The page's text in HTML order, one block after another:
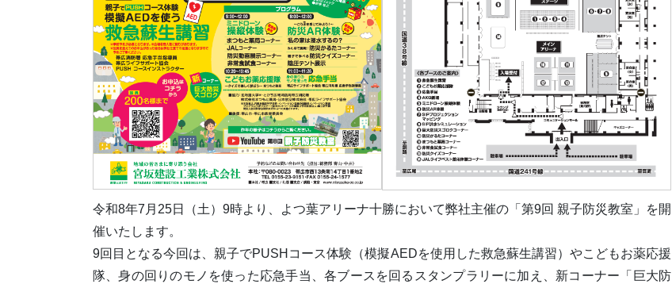
令和8年7月25日（土）9時より、よつ葉アリーナ十勝において弊社主催の「第9回 親子防災教室」を開
催いたします。
9回目となる今回は、親子でPUSHコース体験（模擬AEDを使用した救急蘇生講習）やこどもお薬応援
隊、身の回りのモノを使った応急手当、各ブースを回るスタンプラリーに加え、新コーナー「巨大防